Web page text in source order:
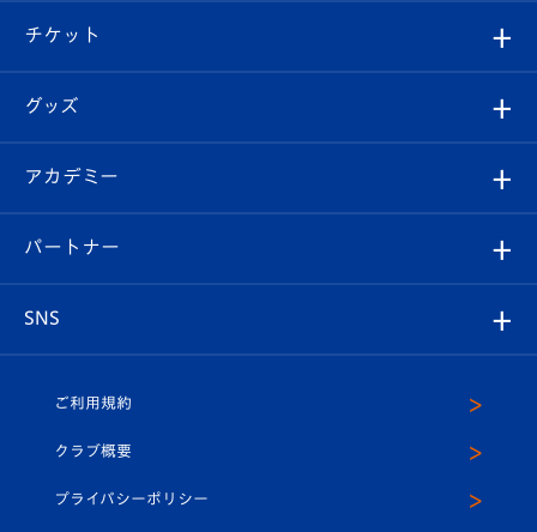
チケット
イベント
メディア
ホームタウン
クラブ概要
エンブレム紹介
スタッフプロフィール
マスコット紹介
はじめての観戦ガイド
Revive Team
ヴィヴィくんの長崎おもてなしガイド
試合日程/結果
フォトギャラリー
スタジアムグルメ
チケット
チケット
V-LOVERS（ファンクラブ）
プレイヤーズスイート
グッズ
オンラインショップ
店舗情報
アカデミー
育成からのお知らせ
U-18
パートナー
SNS
ヴィヴィくんインスタグラム
公式LINE＠
ご利用規約
クラブ概要
プライバシーポリシー